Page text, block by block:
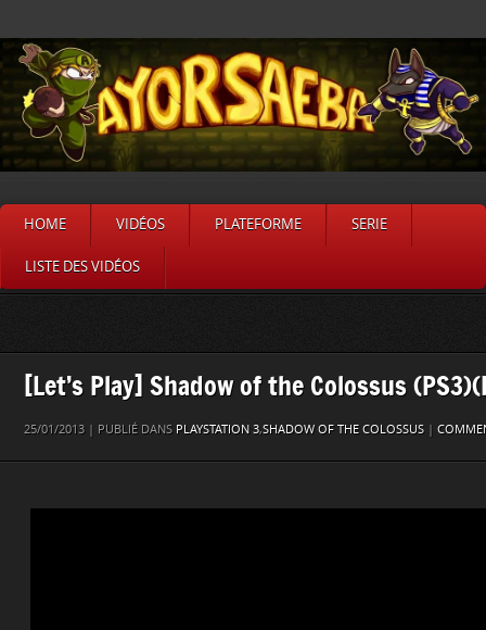
HOME VIDÉOS PLATEFORME SERIE
LISTE DES VIDÉOS
[Let’s Play] Shadow of the Colossus
25/01/2013 | PUBLIÉ DANS PLAYSTATION 3,SHADOW OF THE COLOSSUS